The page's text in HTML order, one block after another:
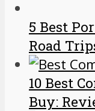
5 Best
Road
10 Best
Buy: